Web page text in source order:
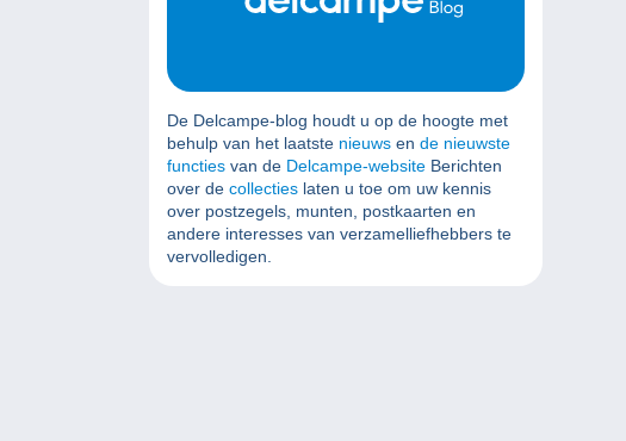
De Delcampe-blog houdt u op de hoogte met
behulp van het laatste nieuws en de nieuwste
functies van de Delcampe-website Berichten
over de collecties laten u toe om uw kennis
over postzegels, munten, postkaarten en
andere interesses van verzamelliefhebbers te
vervolledigen.